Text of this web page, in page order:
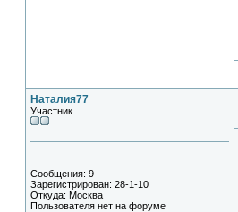
Наталия77
Участник
Сообщения: 9
Зарегистрирован: 28-1-10
Откуда: Москва
Пользователя нет на форуме